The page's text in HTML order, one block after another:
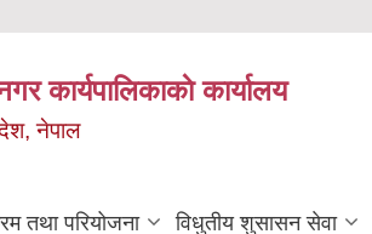
कार्यपालिकाकाे कार्यालय
नेपाल
तथा परियोजना विधुतीय शुसासन सेवा